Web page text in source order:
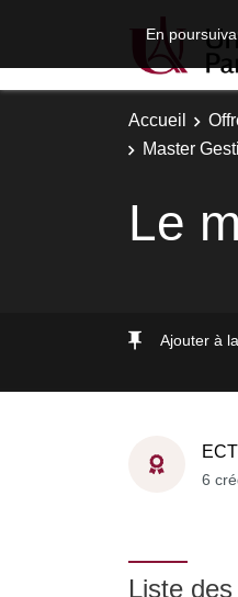
En
Accueil
Master
Le
Ajouter à
6
Liste